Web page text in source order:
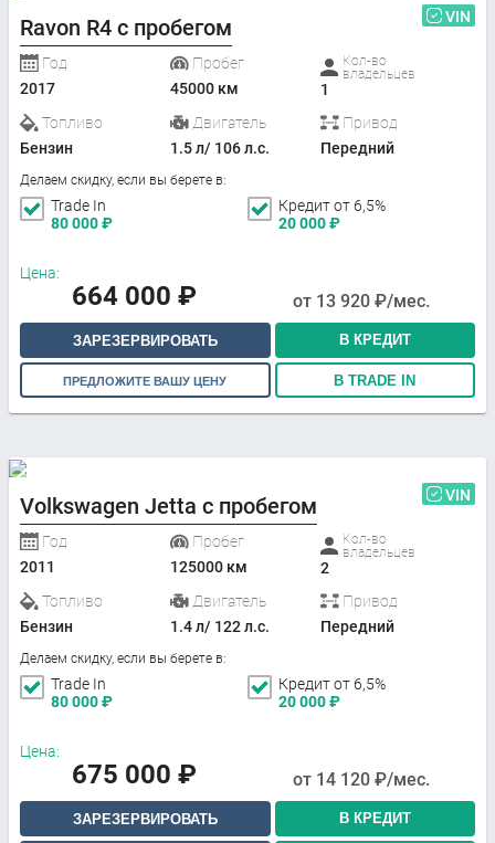
Ravon R4 с пробегом VIN
Год
2017
Пробег
45000 км
Кол-во
владельцев
1
Топливо
Бензин
Двигатель
1.5 л/ 106 л.с.
Привод
Передний
Делаем скидку, если вы берете в:
Trade In
80 000₽
Кредит от 6,5%
20 000₽
Цена:
664 000 ₽ от 13 920 ₽/мес.
ЗАРЕЗЕРВИРОВАТЬ В КРЕДИТ
ПРЕДЛОЖИТЕ ВАШУ ЦЕНУ В TRADE IN
Volkswagen Jetta с пробегом VIN
Год
2011
Пробег
125000 км
Кол-во
владельцев
2
Топливо
Бензин
Двигатель
1.4 л/ 122 л.с.
Привод
Передний
Делаем скидку, если вы берете в:
Trade In
80 000₽
Кредит от 6,5%
20 000₽
Цена:
675 000 ₽ от 14 120 ₽/мес.
ЗАРЕЗЕРВИРОВАТЬ В КРЕДИТ